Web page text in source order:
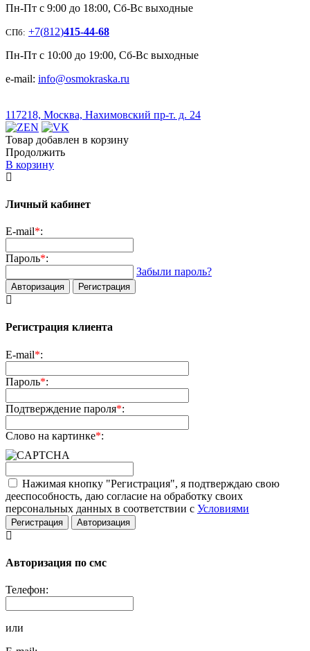
Пн-Пт с 9:00 до 18:00, Сб-Вс выходные
СПб: +7(812)415-44-68
Пн-Пт с 10:00 до 19:00, Сб-Вс выходные
e-mail: info@osmokraska.ru
117218, Москва, Нахимовский пр-т. д. 24
Товар добавлен в корзину
Продолжить
В корзину
Личный кабинет
E-mail*:
Пароль*:
Забыли пароль?
Авторизация Регистрация
Регистрация клиента
E-mail*:
Пароль*:
Подтверждение пароля*:
Слово на картинке*:
Нажимая кнопку "Регистрация", я подтверждаю свою
дееспособность, даю согласие на обработку своих
персональных данных в соответствии с Условиями
Регистрация Авторизация
Авторизация по смс
Телефон:
или